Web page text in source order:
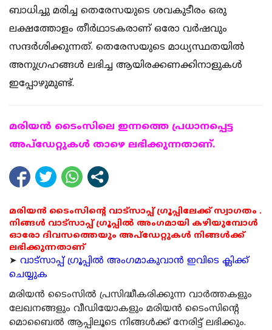
ബാധിച്ചു മരിച്ച തെരേസയുടെ ശവകുടീരം ഒരു
ലക്ഷത്തോളം തീർഥാടകരാണ് ഒരോ വർഷവും
സന്ദർശിക്കുന്നത്. തെരേസയുടെ മാധ്യസ്ഥതയിൽ
അനുഗ്രഹങ്ങൾ ലഭിച്ച ആയിരക്കണക്കിനാളുകൾ
ഇപ്പോഴുമുണ്ട്.
മരിയന്‍ ടൈംസിലെ ഇന്നത്തെ പ്രധാനപ്പെട്ട
അപ്ഡേറ്റുകള്‍ താഴെ ലഭിക്കുന്നതാണ്.
മരിയൻ ടൈംസിന്റെ വാട്സാപ്പ് ഗ്രൂപ്പിലേക്ക് സ്വാഗതം .
നിങ്ങൾ വാട്സാപ്പ് ഗ്രൂപ്പിൽ അംഗമായി കഴിയുമ്പോൾ
ഓരോ ദിവസത്തെയും അപ്ഡേറ്റുകൾ നിങ്ങൾക്ക്
ലഭിക്കുന്നതാണ്
➤ വാട്സാപ്പ് ഗ്രൂപ്പിൽ അംഗമാകുവാൻ ഇവിടെ ക്ലിക്ക്
ചെയ്യുക
മരിയന്‍ ടൈംസില്‍ പ്രസിദ്ധീകരിക്കുന്ന വാര്‍ത്തകളും
ലേഖനങ്ങളും വീഡിയോകളും മരിയന്‍ ടൈംസിന്റെ
മൊബൈല്‍ ആപ്പിലൂടെ നിങ്ങള്‍ക്ക് നേരിട്ട് ലഭിക്കും.